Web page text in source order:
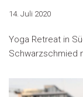
14. Juli 2020
Yoga Retreat in
Schwarzschmied